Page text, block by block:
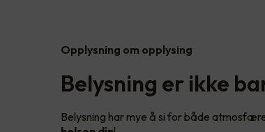
Opplysning om opplysing
Belysning er ikke
Belysning har mye å si for både